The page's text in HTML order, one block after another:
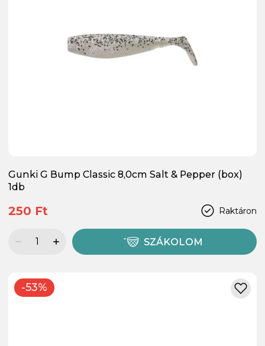
Gunki G Bump Classic 8,0cm Salt & Pepper (box)
1db
Raktáron
250 Ft
SZÁKOLOM
-53%